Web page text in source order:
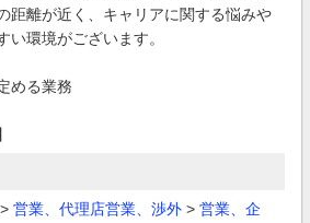
距離が近く、キャリアに関する悩みや
い環境がございます。
める業務
> 営業、代理店営業、渉外 > 営業、企